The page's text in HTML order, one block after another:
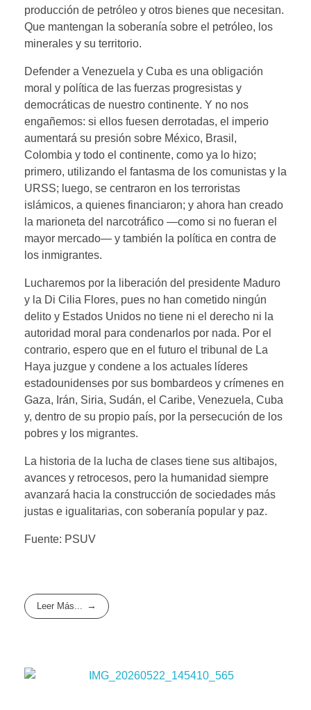
producción de petróleo y otros bienes que necesitan.
Que mantengan la soberanía sobre el petróleo, los
minerales y su territorio.
Defender a Venezuela y Cuba es una obligación
moral y política de las fuerzas progresistas y
democráticas de nuestro continente. Y no nos
engañemos: si ellos fuesen derrotadas, el imperio
aumentará su presión sobre México, Brasil,
Colombia y todo el continente, como ya lo hizo;
primero, utilizando el fantasma de los comunistas y la
URSS; luego, se centraron en los terroristas
islámicos, a quienes financiaron; y ahora han creado
la marioneta del narcotráfico —como si no fueran el
mayor mercado— y también la política en contra de
los inmigrantes.
Lucharemos por la liberación del presidente Maduro
y la Di Cilia Flores, pues no han cometido ningún
delito y Estados Unidos no tiene ni el derecho ni la
autoridad moral para condenarlos por nada. Por el
contrario, espero que en el futuro el tribunal de La
Haya juzgue y condene a los actuales líderes
estadounidenses por sus bombardeos y crímenes en
Gaza, Irán, Siria, Sudán, el Caribe, Venezuela, Cuba
y, dentro de su propio país, por la persecución de los
pobres y los migrantes.
La historia de la lucha de clases tiene sus altibajos,
avances y retrocesos, pero la humanidad siempre
avanzará hacia la construcción de sociedades más
justas e igualitarias, con soberanía popular y paz.
Fuente: PSUV
Leer Más...